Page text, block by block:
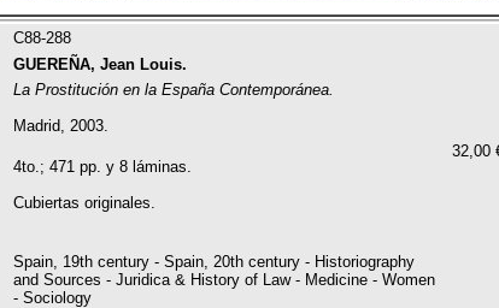
C88-288
GUEREÑA, Jean Louis.
32,00
La Prostitución en la España Contemporánea.
Madrid, 2003.
4to.; 471 pp. y 8 láminas.
Cubiertas originales.
Spain, 19th century - Spain, 20th century - Historiography
and Sources - Juridica & History of Law - Medicine - Women
- Sociology